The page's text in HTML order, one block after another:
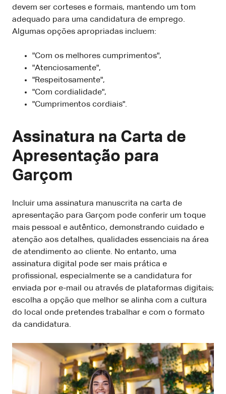
devem ser corteses e formais, mantendo um tom
adequado para uma candidatura de emprego.
Algumas opções apropriadas incluem:
"Com os melhores cumprimentos",
"Atenciosamente",
"Respeitosamente",
"Com cordialidade",
"Cumprimentos cordiais".
Assinatura na Carta de
Apresentação para
Garçom
Incluir uma assinatura manuscrita na carta de
apresentação para Garçom pode conferir um toque
mais pessoal e autêntico, demonstrando cuidado e
atenção aos detalhes, qualidades essenciais na área
de atendimento ao cliente. No entanto, uma
assinatura digital pode ser mais prática e
profissional, especialmente se a candidatura for
enviada por e-mail ou através de plataformas digitais;
escolha a opção que melhor se alinha com a cultura
do local onde pretendes trabalhar e com o formato
da candidatura.